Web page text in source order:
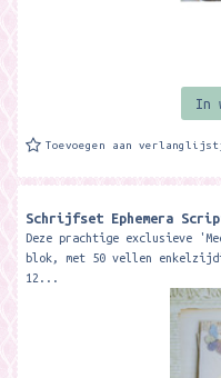
In
Toevoegen aan
Schrijfset Ephemera
Deze prachtige exclusieve
blok, met 50 vellen
12...